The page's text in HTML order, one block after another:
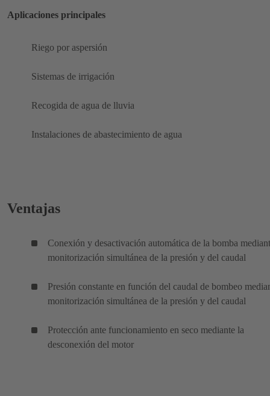
Aplicaciones principales
Riego por aspersión
Sistemas de irrigación
Recogida de agua de lluvia
Instalaciones de abastecimiento de agua
Ventajas
Conexión y desactivación automática de la bomba
monitorización simultánea de la presión y del caudal
Presión constante en función del caudal de bombeo
monitorización simultánea de la presión y del caudal
Protección ante funcionamiento en seco mediante la
desconexión del motor